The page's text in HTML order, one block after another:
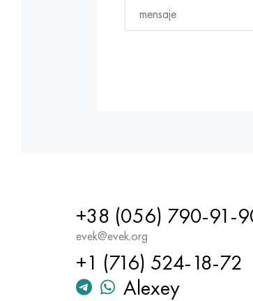
+38 (056) 790-91-
evek@evek.org
+1 (716) 524-18-72
Alexey